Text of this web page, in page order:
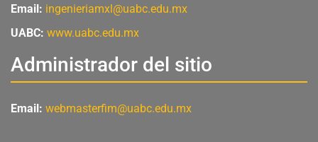
Email: ingenieriamxl@uabc.edu.mx
UABC: www.uabc.edu.mx
Administrador del sitio
Email: webmasterfim@uabc.edu.mx